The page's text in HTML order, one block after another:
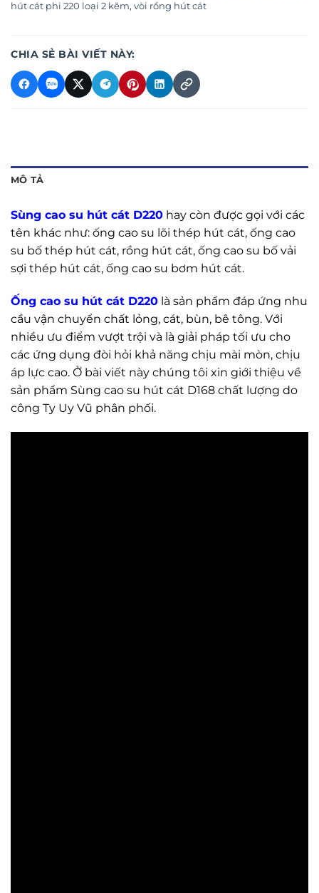
hút cát phi 220 loại 2 kẽm, vòi rồng hút cát
CHIA SẺ BÀI VIẾT NÀY:
MÔ TẢ
Sùng cao su hút cát D220 hay còn được gọi với các
tên khác như: ống cao su lõi thép hút cát, ống cao
su bố thép hút cát, rồng hút cát, ống cao su bố vải
sợi thép hút cát, ống cao su bơm hút cát.
Ống cao su hút cát D220 là sản phẩm đáp ứng nhu
cầu vận chuyển chất lỏng, cát, bùn, bê tông. Với
nhiều ưu điểm vượt trội và là giải pháp tối ưu cho
các ứng dụng đòi hỏi khả năng chịu mài mòn, chịu
áp lực cao. Ở bài viết này chúng tôi xin giới thiệu về
sản phẩm Sùng cao su hút cát D168 chất lượng do
công Ty Uy Vũ phân phối.